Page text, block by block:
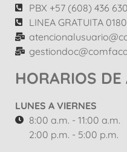
PBX +57 (608) 436
LINEA GRATUITA
HORARIOS DE
LUNES A VIERNES
8:00 a.m. - 11:00 a.m.
2:00 p.m. - 5:00 p.m.